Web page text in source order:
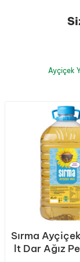
Ayçiçek
Sırma
lt Dar Ağız